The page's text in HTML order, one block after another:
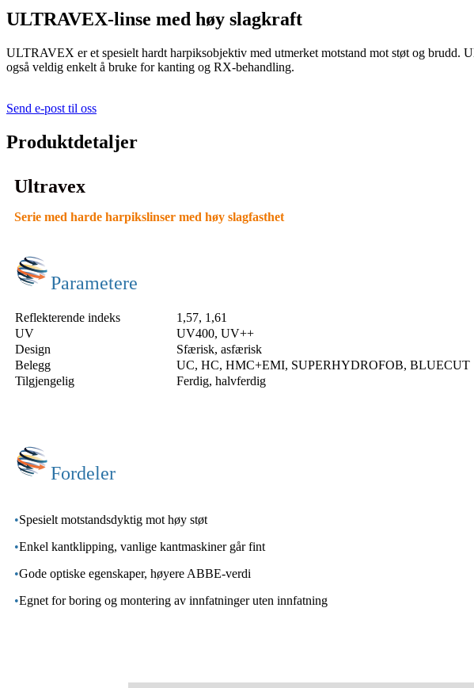
ULTRAVEX-linse med høy slagkraft
ULTRAVEX er et spesielt hardt harpiksobjektiv med utmerket motstand mot støt og brudd.
også veldig enkelt å bruke for kanting og RX-behandling.
Send e-post til oss
Produktdetaljer
Ultravex
Serie med harde harpikslinser med høy slagfasthet
Parametere
Reflekterende indeks
1,57, 1,61
UV
UV400, UV++
Design
Sfærisk, asfærisk
Belegg
UC, HC, HMC+EMI, SUPERHYDROFOB, BLUECUT
Tilgjengelig
Ferdig, halvferdig
Fordeler
•Spesielt motstandsdyktig mot høy støt
•Enkel kantklipping, vanlige kantmaskiner går fint
•Gode ​​optiske egenskaper, høyere ABBE-verdi
•Egnet for boring og montering av innfatninger uten innfatning